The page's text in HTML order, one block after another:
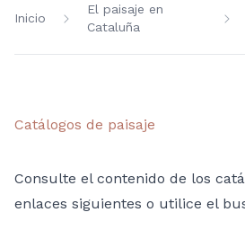
Inicio
El paisaje en
Cataluña
Catálogos de paisaje
Consulte el contenido de los
enlaces siguientes o utilice el